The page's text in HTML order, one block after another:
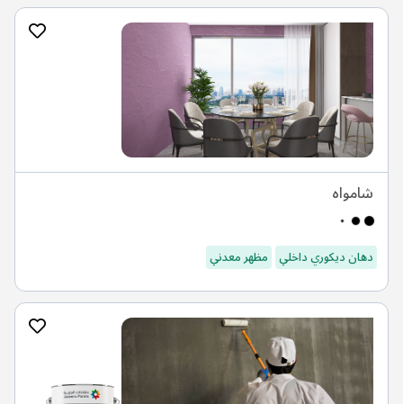
شامواه
دهان ديكوري داخلي مظهر معدني